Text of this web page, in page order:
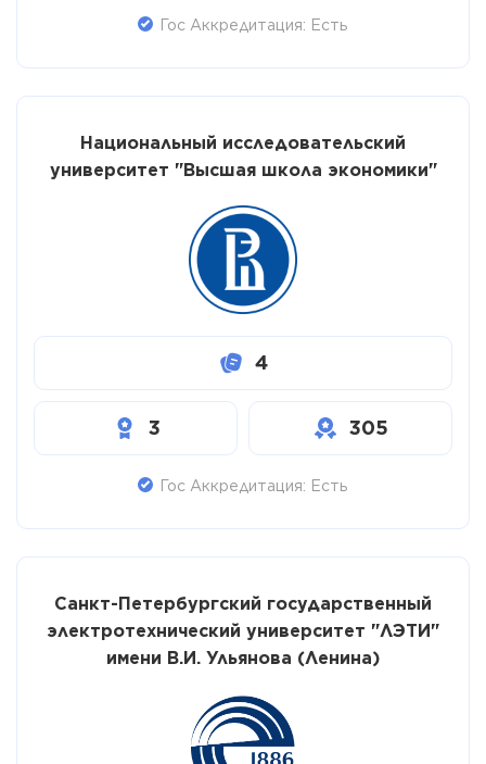
Гос Аккредитация: Есть
Национальный исследовательский
университет "Высшая школа экономики"
4
3 305
Гос Аккредитация: Есть
Санкт-Петербургский государственный
электротехнический университет "ЛЭТИ"
имени В.И. Ульянова (Ленина)